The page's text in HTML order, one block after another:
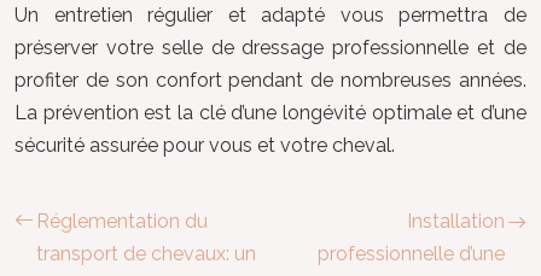
Un entretien régulier et adapté vous permettra de
préserver votre selle de dressage professionnelle et de
profiter de son confort pendant de nombreuses années.
La prévention est la clé d’une longévité optimale et d’une
sécurité assurée pour vous et votre cheval.
Réglementation du
transport de chevaux: un
Installation
professionnelle d’une